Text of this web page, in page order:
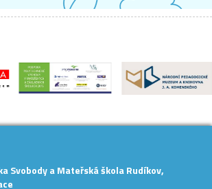
Svobody a Mateřská škola Rudíkov,